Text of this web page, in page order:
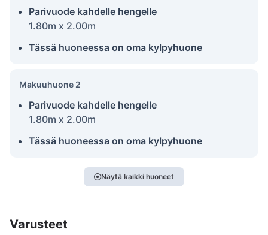
Parivuode kahdelle hengelle
1.80m x 2.00m
Tässä huoneessa on oma kylpyhuone
Makuuhuone 2
Parivuode kahdelle hengelle
1.80m x 2.00m
Tässä huoneessa on oma kylpyhuone
Näytä kaikki huoneet
Varusteet